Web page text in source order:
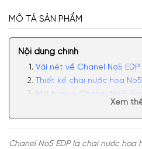
MÔ TẢ SẢN PHẨM
Nội dung chính
Vài nét về Chanel No5 EDP
Thiết kế chai nước hoa No5
Mùi hương Chanel No 5
Có nên mua nước hoa nữ
Xem
Chanel No5 EDP là chai nước hoa